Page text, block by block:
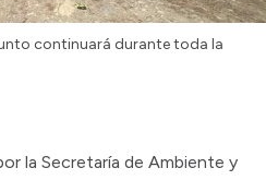
continuará durante toda la
la Secretaría de Ambiente y